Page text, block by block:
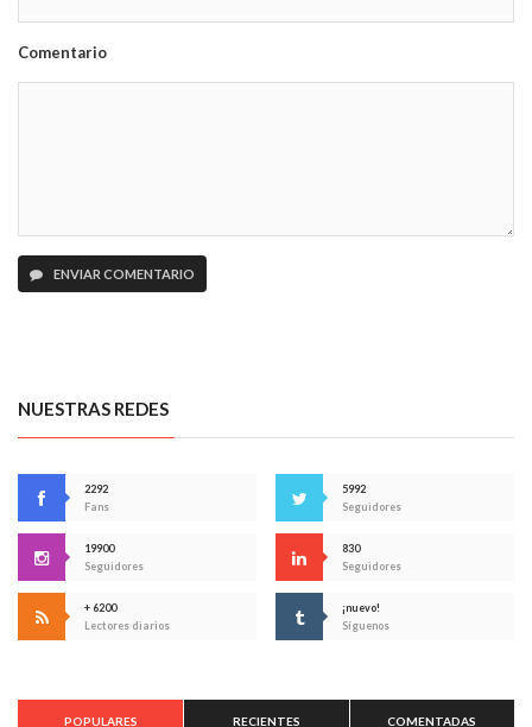
Comentario
ENVIAR COMENTARIO
NUESTRAS REDES
2292
Fans
5992
Seguidores
19900
Seguidores
830
Seguidores
+ 6200
Lectores diarios
¡nuevo!
Síguenos
POPULARES RECIENTES COMENTADAS